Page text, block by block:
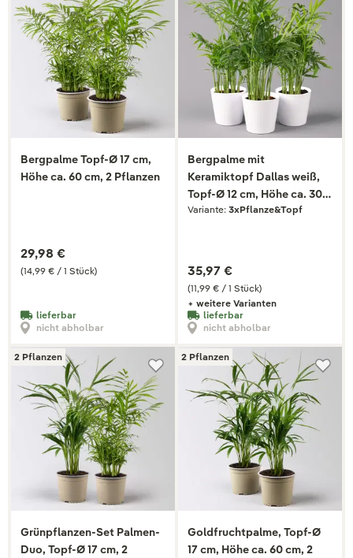
Bergpalme Topf-Ø 17 cm,
Höhe ca. 60 cm, 2 Pflanzen
(14,99 € / 1 Stück)
29,98 €
lieferbar
nicht abholbar
Bergpalme mit
Keramiktopf Dallas weiß,
Topf-Ø 12 cm, Höhe ca. 30
cm, 3er-Set
Variante: 3xPflanze&Topf
(11,99 € / 1 Stück)
35,97 €
+ weitere Varianten
lieferbar
nicht abholbar
2 Pflanzen
Grünpflanzen-Set Palmen-
Duo, Topf-Ø 17 cm, 2
2 Pflanzen
Goldfruchtpalme, Topf-Ø
17 cm, Höhe ca. 60 cm, 2